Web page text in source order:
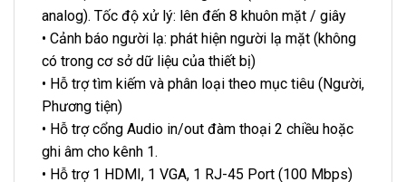
analog). Tốc độ xử lý: lên đến 8 khuôn mặt / giây
• Cảnh báo người lạ: phát hiện người lạ mặt (không
có trong cơ sở dữ liệu của thiết bị)
• Hỗ trợ tìm kiếm và phân loại theo mục tiêu (Người,
Phương tiện)
• Hỗ trợ cổng Audio in/out đàm thoại 2 chiều hoặc
ghi âm cho kênh 1.
• Hỗ trợ 1 HDMI, 1 VGA, 1 RJ-45 Port (100 Mbps)